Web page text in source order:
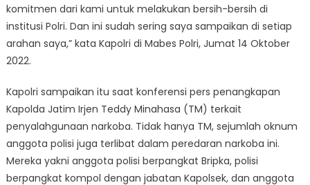
komitmen dari kami untuk melakukan bersih-bersih di
institusi Polri. Dan ini sudah sering saya sampaikan di setiap
arahan saya,” kata Kapolri di Mabes Polri, Jumat 14 Oktober
2022.
Kapolri sampaikan itu saat konferensi pers penangkapan
Kapolda Jatim Irjen Teddy Minahasa (TM) terkait
penyalahgunaan narkoba. Tidak hanya TM, sejumlah oknum
anggota polisi juga terlibat dalam peredaran narkoba ini.
Mereka yakni anggota polisi berpangkat Bripka, polisi
berpangkat kompol dengan jabatan Kapolsek, dan anggota